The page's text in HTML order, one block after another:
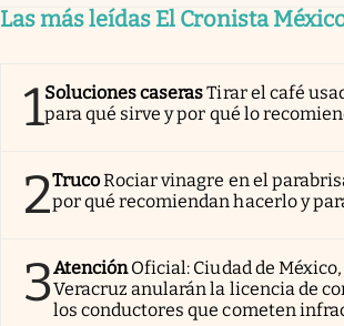
Las más leídas El Cronista
1Soluciones caserasTirar el café
para qué sirve y por qué lo
2TrucoRociar vinagre en el
por qué recomiendan hacerlo y
3AtenciónOficial: Ciudad de
Veracruz anularán la licencia de
los conductores que cometen